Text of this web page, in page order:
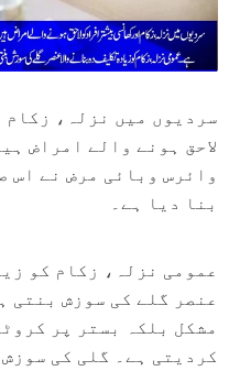
سردیوں میں نزلہ، زکام
لاحق ہونے والے امراض
وائرس وبائی مرض نے اس
بنا دیا ہے۔
عمومی نزلہ، زکام کو
عنصر گلے کی سوزش بنتی
مشکل بلکہ بستر پر
کردیتی ہے۔ گلی کی